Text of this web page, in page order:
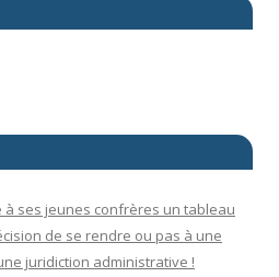
à ses jeunes confrères un tableau
de se rendre ou pas à une
juridiction administrative !